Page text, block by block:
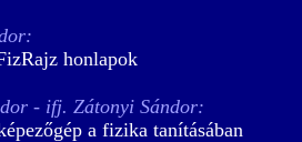
honlapok
- ifj. Zátonyi Sándor:
a fizika tanításában